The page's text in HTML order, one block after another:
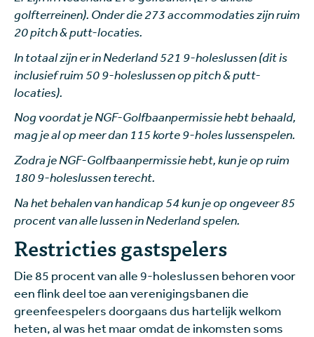
golfterreinen). Onder die 273 accommodaties zijn ruim
20 pitch & putt-locaties.
In totaal zijn er in Nederland 521 9-holeslussen (dit is
inclusief ruim 50 9-holeslussen op pitch & putt-
locaties).
Nog voordat je NGF-Golfbaanpermissie hebt behaald,
mag je al op meer dan 115 korte 9-holes lussenspelen.
Zodra je NGF-Golfbaanpermissie hebt, kun je op ruim
180 9-holeslussen terecht.
Na het behalen van handicap 54 kun je op ongeveer 85
procent van alle lussen in Nederland spelen.
Restricties gastspelers
Die 85 procent van alle 9-holeslussen behoren voor
een flink deel toe aan verenigingsbanen die
greenfeespelers doorgaans dus hartelijk welkom
heten, al was het maar omdat de inkomsten soms